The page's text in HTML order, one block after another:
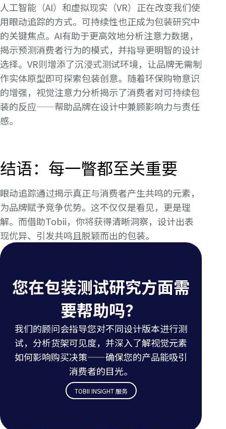
人工智能（AI）和虚拟现实（VR）正在改变我们使
用眼动追踪的方式。可持续性也正成为包装研究中
的关键焦点。AI有助于更高效地分析注意力数据，
揭示预测消费者行为的模式，并指导更明智的设计
选择。VR则增添了沉浸式测试环境，让品牌无需制
作实体原型即可探索包装创意。随着环保购物意识
的增强，视觉注意力分析揭示了消费者对可持续包
装的反应——帮助品牌在设计中兼顾影响力与责任
感。
结语：每一瞥都至关重要
眼动追踪通过揭示真正与消费者产生共鸣的元素，
为品牌赋予竞争优势。这不仅仅是看见，更是理
解。而借助Tobii，你将获得清晰洞察，设计出表
现优异、引发共鸣且脱颖而出的包装。
您在包装测试研究方面需
要帮助吗？
我们的顾问会指导您对不同设计版本进行测
试，分析货架可见度，并深入了解视觉元素
如何影响购买决策——确保您的产品能吸引
消费者的目光。
TOBII INSIGHT 服务